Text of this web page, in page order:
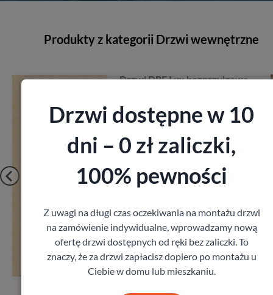
Produkty z kategorii Drzwi wewnętrzne
Drzwi Porta Cordoba
1 917,00 zł z VAT
Zobacz
Zamów pomiar
Drzwi dostępne w 10
dni – 0 zł zaliczki,
100% pewności
Z uwagi na długi czas oczekiwania na montażu drzwi
na zamówienie indywidualne, wprowadzamy nową
ofertę drzwi dostępnych od ręki bez zaliczki. To
znaczy, że za drzwi zapłacisz dopiero po montażu u
Ciebie w domu lub mieszkaniu.